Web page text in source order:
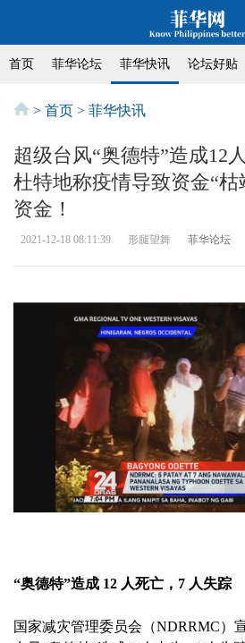
首页 菲华论坛 菲华快讯 论坛好贴
> 首页 > 菲华快讯
超级台风“奥德特”造成12
杜特地称疫情导致资金“
资金！
2021-12-18 08:11:39 形腿望舞 菲华论坛
“奥德特”造成 12 人死亡，7 人失踪
国家减灾管理委员会（NDRRMC）